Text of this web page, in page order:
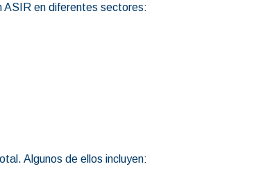
ASIR en diferentes sectores:
Algunos de ellos incluyen: